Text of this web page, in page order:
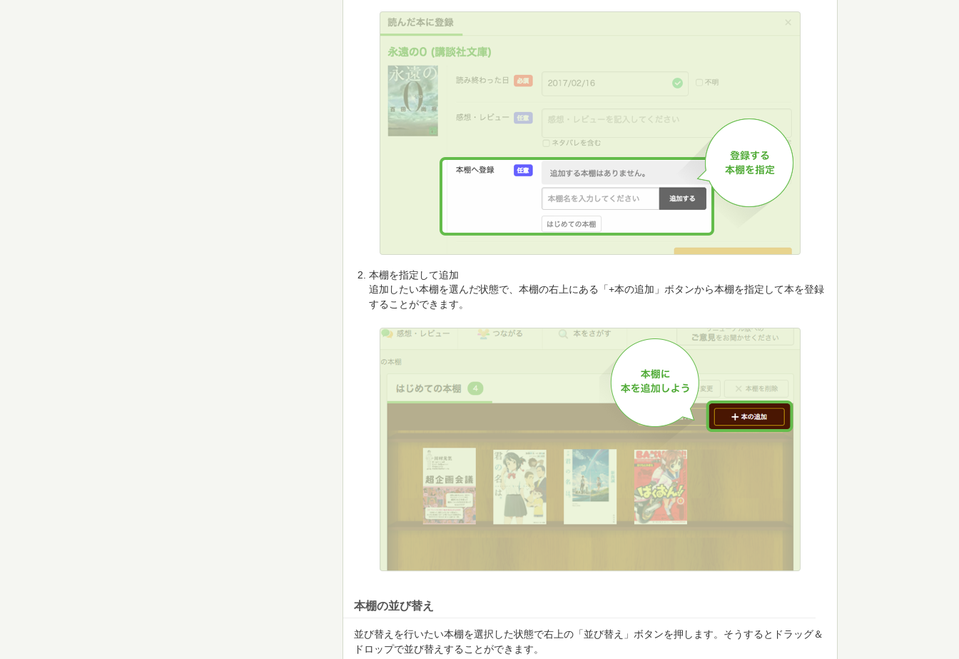
本棚を指定して追加
追加したい本棚を選んだ状態で、本棚の右上にある「+本の追加」ボタンから本棚を指定して本を登録
することができます。
本棚の並び替え
並び替えを行いたい本棚を選択した状態で右上の「並び替え」ボタンを押します。そうするとドラッグ＆
ドロップで並び替えすることができます。